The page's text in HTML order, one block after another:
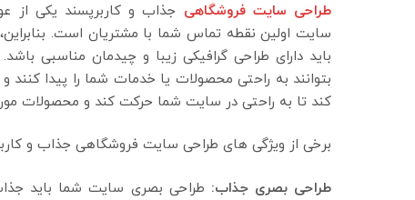
طراحی سایت فروشگاهی جذاب و کاربرپسند یکی از
سایت اولین نقطه تماس شما با مشتریان است.
باید دارای طراحی گرافیکی زیبا و چیدمان مناسبی
بتوانند به راحتی محصولات یا خدمات شما را پیدا
کند تا به راحتی در سایت شما حرکت کند و محصولات
برخی از ویژگی های طراحی سایت فروشگاهی جذاب و
طراحی بصری جذاب: طراحی بصری سایت شما باید